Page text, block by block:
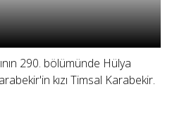
290. bölümünde Hülya
kızı Timsal Karabekir.